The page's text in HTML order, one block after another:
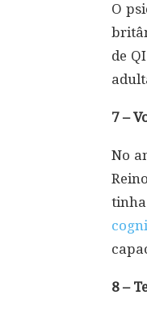
O
de
7 –
No
8 –